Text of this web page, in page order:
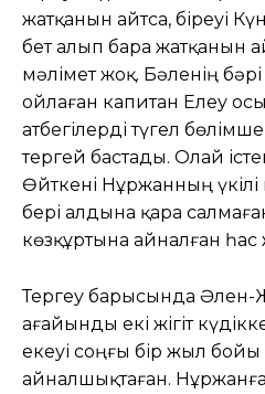
жатқанын айтса, біреуі
бет алып бара жатқанын
мәлімет жоқ. Бәленің
ойлаған капитан Елеу
атбегілерді түгел
тергей бастады. Олай
Өйткені Нұржанның
бері алдына қара
көзқұртына айналған һас
Тергеу барысында Әлен-
ағайынды екі жігіт
екеуі соңғы бір жыл бойы
айналшықтаған.